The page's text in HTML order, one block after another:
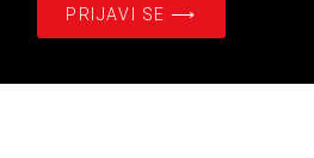
Email
PRIJAVI SE ⟶